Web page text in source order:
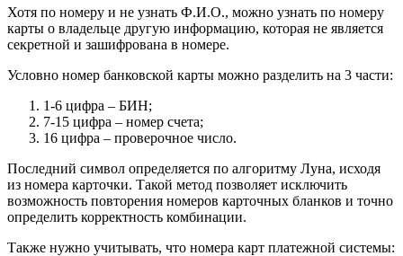
Хотя по номеру и не узнать Ф.И.О., можно узнать по номеру
карты о владельце другую информацию, которая не является
секретной и зашифрована в номере.
Условно номер банковской карты можно разделить на 3 части:
1-6 цифра – БИН;
7-15 цифра – номер счета;
16 цифра – проверочное число.
Последний символ определяется по алгоритму Луна, исходя
из номера карточки. Такой метод позволяет исключить
возможность повторения номеров карточных бланков и точно
определить корректность комбинации.
Также нужно учитывать, что номера карт платежной системы: